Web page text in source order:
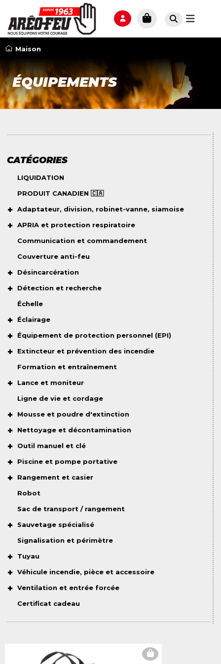
Maison
ÉQUIPEMENTS
CATÉGORIES
LIQUIDATION
PRODUIT CANADIEN 🇨🇦
Adaptateur, division, robinet-vanne, siamoise
APRIA et protection respiratoire
Communication et commandement
Couverture anti-feu
Désincarcération
Détection et recherche
Échelle
Éclairage
Équipement de protection personnel (EPI)
Extincteur et prévention des incendie
Formation et entraînement
Lance et moniteur
Ligne de vie et cordage
Mousse et poudre d'extinction
Nettoyage et décontamination
Outil manuel et clé
Piscine et pompe portative
Rangement et casier
Robot
Sac de transport / rangement
Sauvetage spécialisé
Signalisation et périmètre
Tuyau
Véhicule incendie, pièce et accessoire
Ventilation et entrée forcée
Certificat cadeau